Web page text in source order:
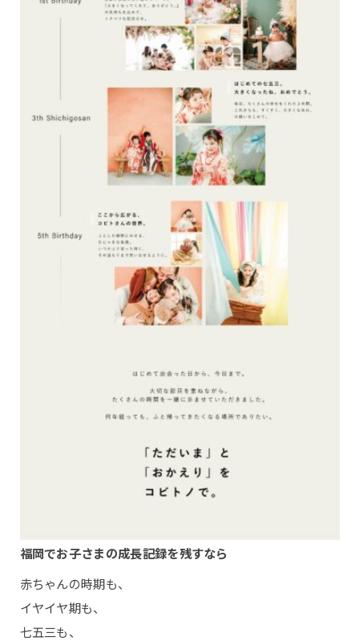
福岡でお子さまの成長記録を残すなら
赤ちゃんの時期も、
イヤイヤ期も、
七五三も、